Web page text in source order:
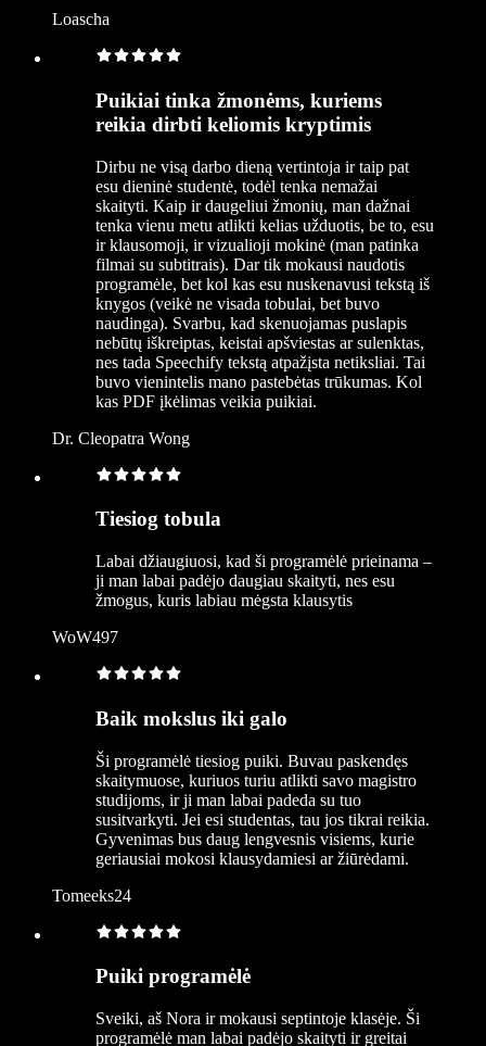
Loascha
Puikiai tinka žmonėms, kuriems
reikia dirbti keliomis kryptimis
Dirbu ne visą darbo dieną vertintoja ir taip pat
esu dieninė studentė, todėl tenka nemažai
skaityti. Kaip ir daugeliui žmonių, man dažnai
tenka vienu metu atlikti kelias užduotis, be to, esu
ir klausomoji, ir vizualioji mokinė (man patinka
filmai su subtitrais). Dar tik mokausi naudotis
programėle, bet kol kas esu nuskenavusi tekstą iš
knygos (veikė ne visada tobulai, bet buvo
naudinga). Svarbu, kad skenuojamas puslapis
nebūtų iškreiptas, keistai apšviestas ar sulenktas,
nes tada Speechify tekstą atpažįsta netiksliai. Tai
buvo vienintelis mano pastebėtas trūkumas. Kol
kas PDF įkėlimas veikia puikiai.
Dr. Cleopatra Wong
Tiesiog tobula
Labai džiaugiuosi, kad ši programėlė prieinama –
ji man labai padėjo daugiau skaityti, nes esu
žmogus, kuris labiau mėgsta klausytis
WoW497
Baik mokslus iki galo
Ši programėlė tiesiog puiki. Buvau paskendęs
skaitymuose, kuriuos turiu atlikti savo magistro
studijoms, ir ji man labai padeda su tuo
susitvarkyti. Jei esi studentas, tau jos tikrai reikia.
Gyvenimas bus daug lengvesnis visiems, kurie
geriausiai mokosi klausydamiesi ar žiūrėdami.
Tomeeks24
Puiki programėlė
Sveiki, aš Nora ir mokausi septintoje klasėje. Ši
programėlė man labai padėjo skaityti ir greitai